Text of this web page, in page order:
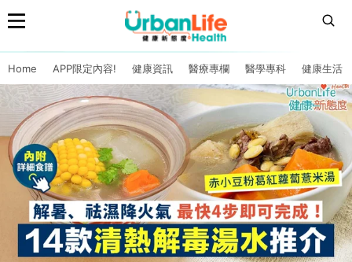
Home APP限定內容! 健康資訊 醫療專欄 醫學專科 健康生活